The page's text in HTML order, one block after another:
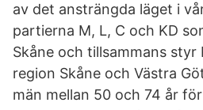
av det ansträngda läget i
partierna M, L, C och KD
Skåne och tillsammans styr
region Skåne och Västra
män mellan 50 och 74 år